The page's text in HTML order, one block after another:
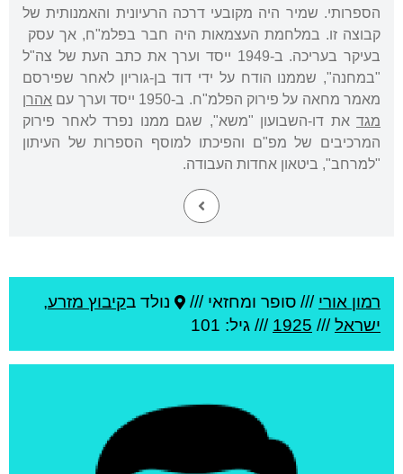
הספרותי. שמיר היה מקובעי דרכה הרעיונית והאמנותית של
קבוצה זו. במלחמת העצמאות היה חבר בפלמ"ח, אך עסק
בעיקר בעריכה. ב-1949 ייסד וערך את כתב העת של צה"ל
"במחנה", שממנו הודח על ידי דוד בן-גוריון לאחר שפירסם
מאמר מחאה על פירוק הפלמ"ח. ב-1950 ייסד וערך עם
אהרן
מגד את דו-השבועון "משא", שגם ממנו נפרד לאחר פירוק
המרכיבים של מפ"ם והפיכתו למוסף הספרות של העיתון
"למרחב", ביטאון אחדות העבודה.
רמון אורי /// סופר ומחזאי /// נולד בקיבוץ מזרע,
ישראל///
1925 /// גיל: 101